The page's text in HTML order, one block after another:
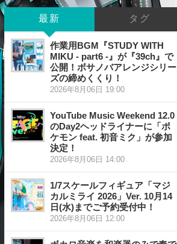
最新 タグ
作業用BGM『STUDY WITH
MIKU - part6 -』が『39ch』で
公開！ボサノバアレンジシリー
ズの締めくくり！
2026年8月06日 19:00
YouTube Music Weekend 12.0
のDay2ヘッドライナーに「ポ
ケモン feat. 初音ミク」が参加
決定！
2026年8月06日 14:00
1/7スケールフィギュア「マジ
カルミライ 2026」Ver. 10月14
日(水)までご予約受付中！
2026年8月06日 12:00